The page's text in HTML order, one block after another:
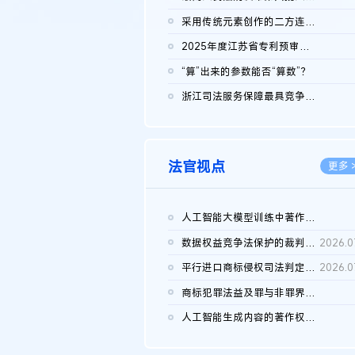
采用传统元素创作的二方连续装饰图案作品的独创性及侵权对比认定
2025年度江苏省专利预审典型案例
“算”出来的参数能否“算数”？
浙江司法服务保障最具竞争力营商环境建设典型案例（第二批）含侵...
法官视点 更多
人工智能大模型训练中著作权的合理使用
数据权益竞争法保护的裁判路径构建
平行进口商标侵权司法判定规则的困境与纾解
商标犯罪法益及罪与非罪界限研究
人工智能生成内容的著作权司法认定：演进逻辑、现实困境与规则建...